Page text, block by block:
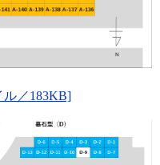
ル／183KB]